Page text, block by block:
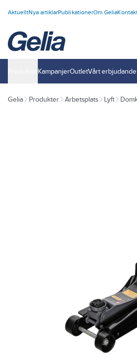
AktuelltNya artiklarPublikationerOm Gelia
KampanjerOutletVårt erbjudande
Gelia Produkter Arbetsplats Lyft